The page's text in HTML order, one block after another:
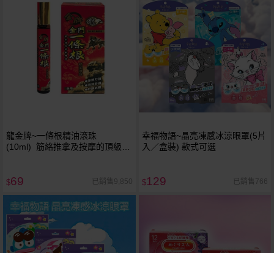
龍金牌~一條根精油滾珠
(10ml) 筋絡推拿及按摩的頂級聖
$69 已銷售9,850
幸福物語~晶亮凍感冰涼眼罩(5片
入／盒裝) 款式可選
$129 已銷售766